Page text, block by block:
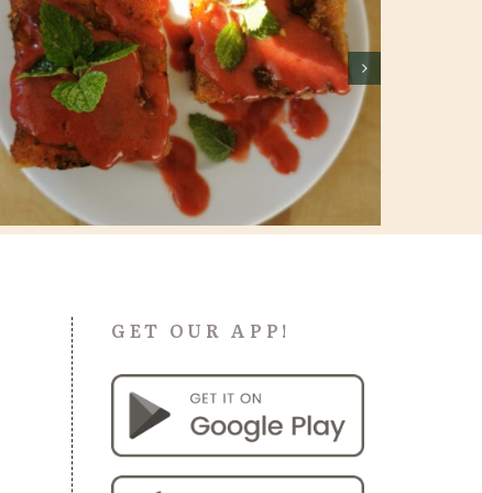
Placek z płatków owsianych z
jabłkami (fit & wegan)
GET OUR APP!